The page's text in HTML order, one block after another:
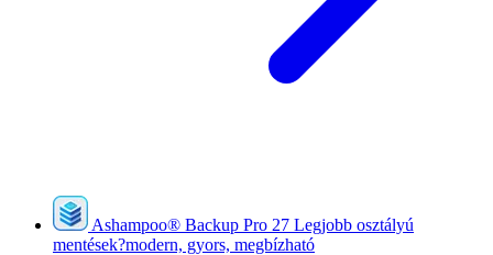
Ashampoo® Backup Pro 27 Legjobb osztályú
mentések?modern, gyors, megbízható